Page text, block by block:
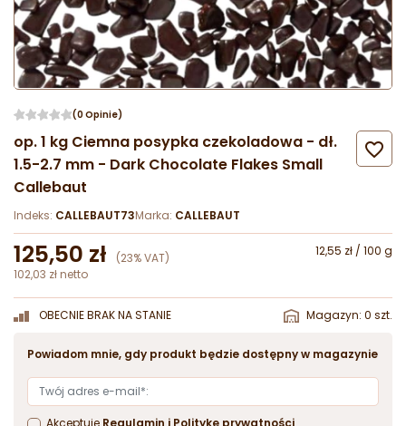
(0 Opinie)
op. 1 kg Ciemna posypka czekoladowa - dł.
1.5-2.7 mm - Dark Chocolate Flakes Small
Callebaut

Indeks: CALLEBAUT73Marka: CALLEBAUT
125,50 zł (23% VAT)
12,55 zł / 100 g
102,03 zł netto
OBECNIE BRAK NA STANIE Magazyn: 0 szt.
Powiadom mnie, gdy produkt będzie dostępny w magazynie